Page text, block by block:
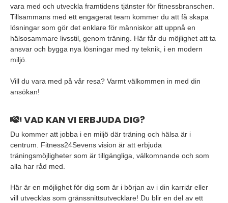
vara med och utveckla framtidens tjänster för fitnessbranschen.
Tillsammans med ett engagerat team kommer du att få skapa
lösningar som gör det enklare för människor att uppnå en
hälsosammare livsstil, genom träning. Här får du möjlighet att ta
ansvar och bygga nya lösningar med ny teknik, i en modern
miljö.
Vill du vara med på vår resa? Varmt välkommen in med din
ansökan!
VAD KAN VI ERBJUDA DIG?
Du kommer att jobba i en miljö där träning och hälsa är i
centrum. Fitness24Sevens vision är att erbjuda
träningsmöjligheter som är tillgängliga, välkomnande och som
alla har råd med.
Här är en möjlighet för dig som är i början av i din karriär eller
vill utvecklas som gränssnittsutvecklare! Du blir en del av ett